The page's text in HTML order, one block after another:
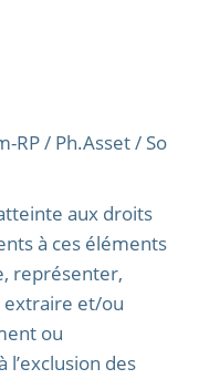
RP / Ph.Asset / So
aux droits
à ces éléments
représenter,
extraire et/ou
ou
des